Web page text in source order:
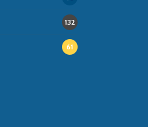
132
61